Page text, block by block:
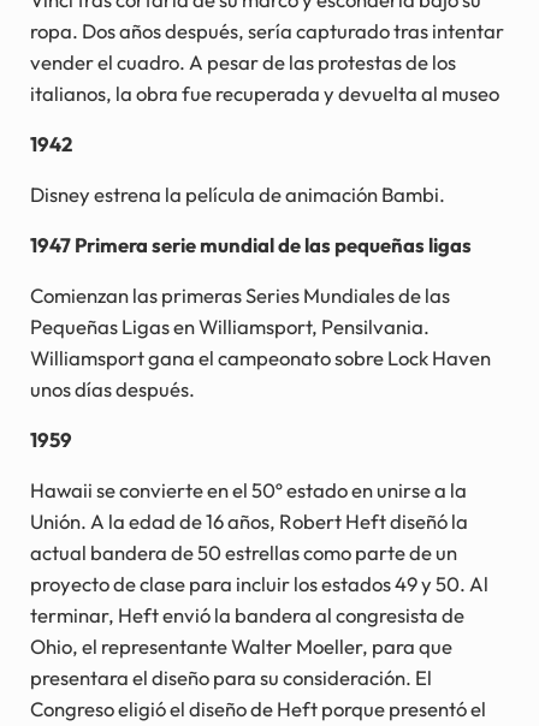
ropa. Dos años después, sería capturado tras intentar
vender el cuadro. A pesar de las protestas de los
italianos, la obra fue recuperada y devuelta al museo
1942
Disney estrena la película de animación Bambi.
1947 Primera serie mundial de las pequeñas ligas
Comienzan las primeras Series Mundiales de las
Pequeñas Ligas en Williamsport, Pensilvania.
Williamsport gana el campeonato sobre Lock Haven
unos días después.
1959
Hawaii se convierte en el 50º estado en unirse a la
Unión. A la edad de 16 años, Robert Heft diseñó la
actual bandera de 50 estrellas como parte de un
proyecto de clase para incluir los estados 49 y 50. Al
terminar, Heft envió la bandera al congresista de
Ohio, el representante Walter Moeller, para que
presentara el diseño para su consideración. El
Congreso eligió el diseño de Heft porque presentó el